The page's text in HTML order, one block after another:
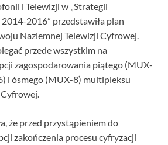
i Telewizji w „Strategii
2016” przedstawiła plan
Naziemnej Telewizji Cyfrowej.
przede wszystkim na
zagospodarowania piątego (MUX-
i ósmego (MUX-8) multipleksu
że przed przystąpieniem do
zakończenia procesu cyfryzacji